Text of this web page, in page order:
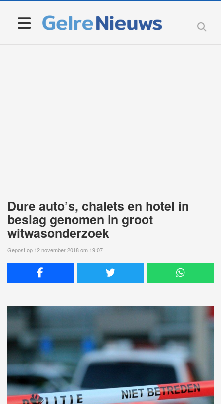
Dure auto’s, chalets en hotel in
beslag genomen in groot
witwasonderzoek
Gepost op 12 november 2018 om 19:07